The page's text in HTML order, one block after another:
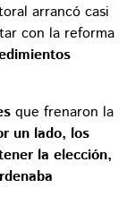
arrancó casi
con la reforma
que frenaron la
un lado, los
la elección,